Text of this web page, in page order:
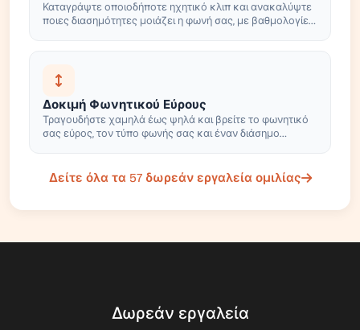
Καταγράψτε οποιοδήποτε ηχητικό κλιπ και ανακαλύψτε
ποιες διασημότητες μοιάζει η φωνή σας, με βαθμολογίες
Δοκιμή Φωνητικού Εύρους
Τραγουδήστε χαμηλά έως ψηλά και βρείτε το φωνητικό
σας εύρος, τον τύπο φωνής σας και έναν διάσημο
Δείτε όλα τα 57 δωρεάν εργαλεία ομιλίας
Δωρεάν εργαλεία